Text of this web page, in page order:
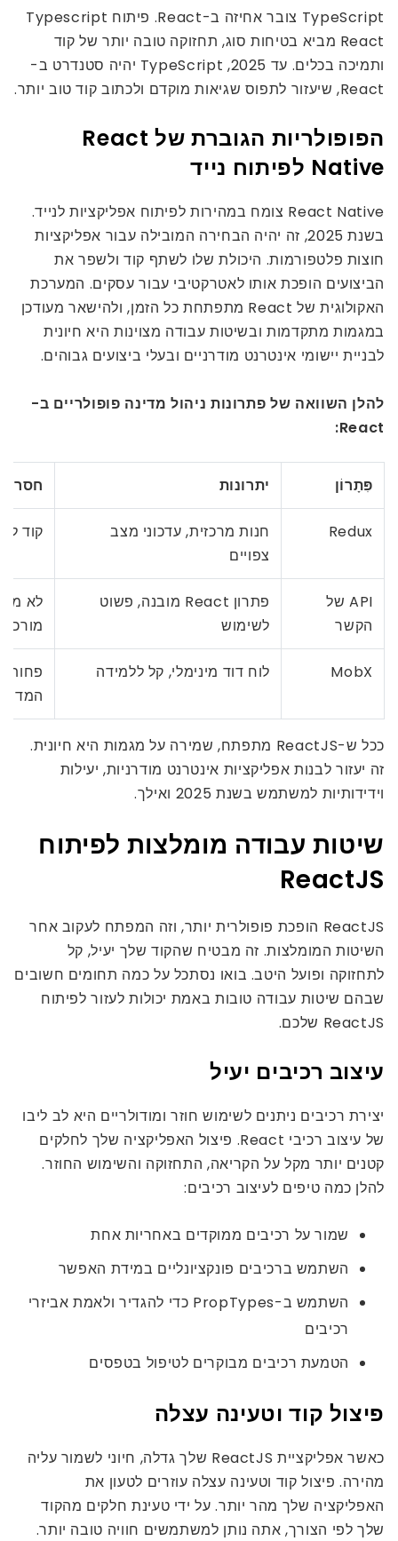
TypeScript צובר אחיזה ב-React. פיתוח Typescript
React מביא בטיחות סוג, תחזוקה טובה יותר של קוד
ותמיכה בכלים. עד 2025, TypeScript יהיה סטנדרט ב-
React, שיעזור לתפוס שגיאות מוקדם ולכתוב קוד טוב יותר.
הפופולריות הגוברת של React
Native לפיתוח נייד
React Native צומח במהירות לפיתוח אפליקציות לנייד.
בשנת 2025, זה יהיה הבחירה המובילה עבור אפליקציות
חוצות פלטפורמות. היכולת שלו לשתף קוד ולשפר את
הביצועים הופכת אותו לאטרקטיבי עבור עסקים. המערכת
האקולוגית של React מתפתחת כל הזמן, ולהישאר מעודכן
במגמות מתקדמות ובשיטות עבודה מצוינות היא חיונית
לבניית יישומי אינטרנט מודרניים ובעלי ביצועים גבוהים.
להלן השוואה של פתרונות ניהול מדינה פופולריים ב-
React:
פִּתָרוֹן יתרונות
Redux
חנות מרכזית, עדכוני מצב
צפויים
קוד
API של
הקשר
פתרון React מובנה, פשוט
לשימוש
לא
מורכב
MobX לוח דוד מינימלי, קל ללמידה
פחות
ככל ש-ReactJS מתפתח, שמירה על מגמות היא חיונית.
זה יעזור לבנות אפליקציות אינטרנט מודרניות, יעילות
וידידותיות למשתמש בשנת 2025 ואילך.
שיטות עבודה מומלצות לפיתוח
ReactJS
ReactJS הופכת פופולרית יותר, וזה המפתח לעקוב אחר
השיטות המומלצות. זה מבטיח שהקוד שלך יעיל, קל
לתחזוקה ופועל היטב. בואו נסתכל על כמה תחומים חשובים
שבהם שיטות עבודה טובות באמת יכולות לעזור לפיתוח
ReactJS שלכם.
עיצוב רכיבים יעיל
יצירת רכיבים ניתנים לשימוש חוזר ומודולריים היא לב ליבו
של עיצוב רכיבי React. פיצול האפליקציה שלך לחלקים
קטנים יותר מקל על הקריאה, התחזוקה והשימוש החוזר.
להלן כמה טיפים לעיצוב רכיבים:
שמור על רכיבים ממוקדים באחריות אחת
השתמש ברכיבים פונקציונליים במידת האפשר
השתמש ב-PropTypes כדי להגדיר ולאמת אביזרי
רכיבים
הטמעת רכיבים מבוקרים לטיפול בטפסים
פיצול קוד וטעינה עצלה
כאשר אפליקציית ReactJS שלך גדלה, חיוני לשמור עליה
מהירה. פיצול קוד וטעינה עצלה עוזרים לטעון את
האפליקציה שלך מהר יותר. על ידי טעינת חלקים מהקוד
שלך לפי הצורך, אתה נותן למשתמשים חוויה טובה יותר.